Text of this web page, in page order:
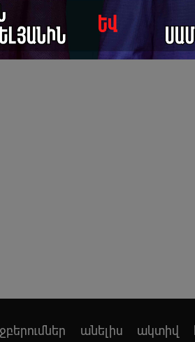
անելիս ակտիվ